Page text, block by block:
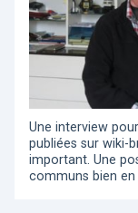
Une interview
publiées sur wiki-
important. Une
communs bien